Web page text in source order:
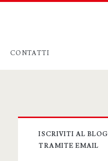
CONTATTI
Primary
Sidebar
ISCRIVITI AL BLOG
TRAMITE EMAIL